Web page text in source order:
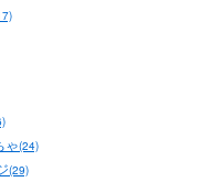
ゃ(24)
(29)